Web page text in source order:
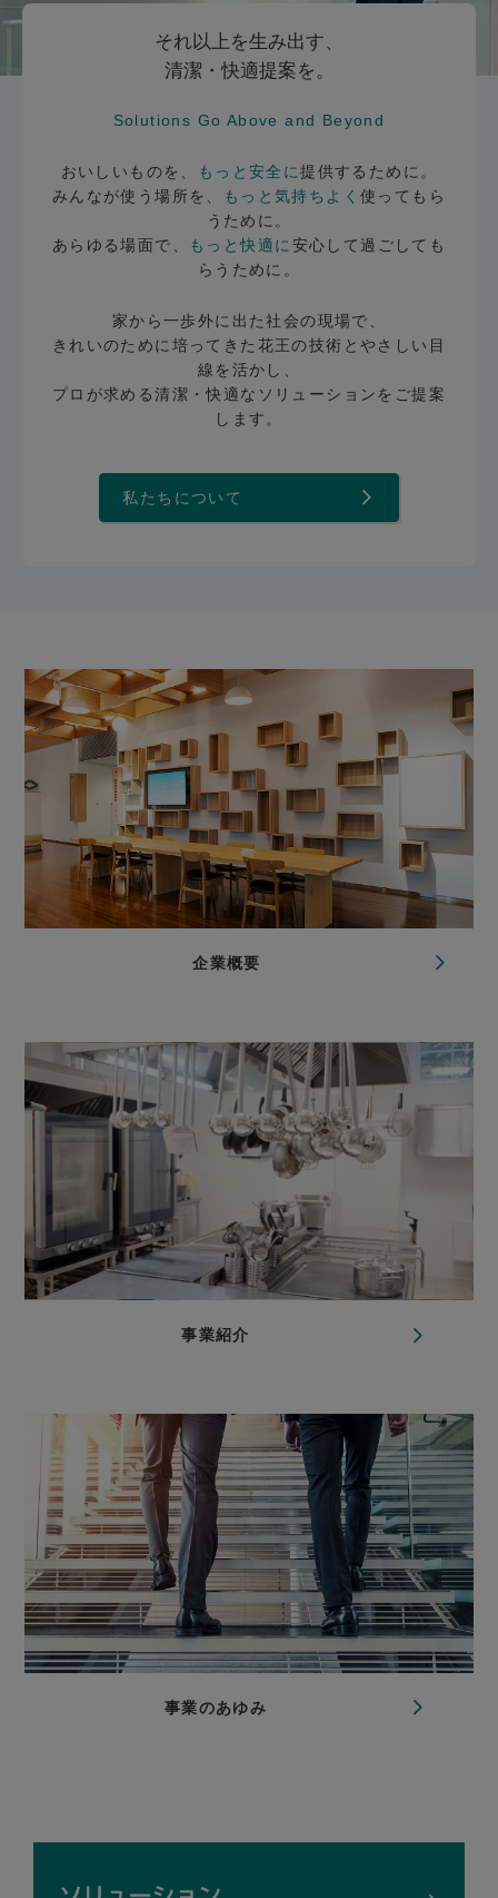
それ以上を生み出す、
清潔・快適提案を。
Solutions Go Above and Beyond
おいしいものを、 もっと安全に提供するために。
みんなが使う場所を、
もっと気持ちよく使ってもら
うために。
あらゆる場面で、
もっと快適に安心して過ごしても
らうために。
家から一歩外に出た社会の現場で、
きれいのために培ってきた花王の技術とやさしい目
線を活かし、
プロが求める清潔・快適なソリューションをご提案
します。
私たちについて
企業概要
事業紹介
事業のあゆみ